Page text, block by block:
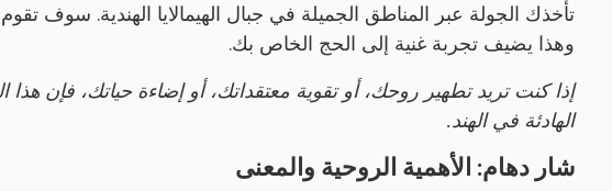
تأخذك الجولة عبر المناطق الجميلة في جبال الهيمالايا الهندية. سوف تقوم
وهذا يضيف تجربة غنية إلى الحج الخاص بك.
إذا كنت تريد تطهير روحك، أو تقوية معتقداتك، أو إضاءة حياتك، فإن
الهادئة في الهند.
شار دهام: الأهمية الروحية والمعنى